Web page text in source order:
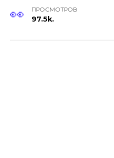
ПРОСМОТРОВ
97.5k.